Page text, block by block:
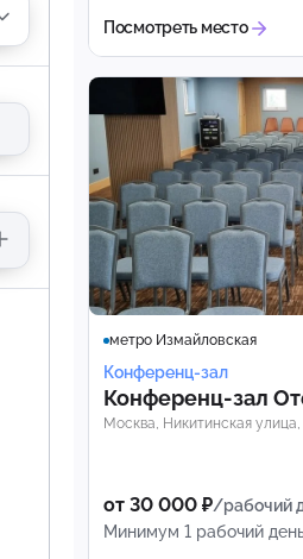
Посмотреть место
метро Измайловская
Конференц-зал
Конференц‑зал
Москва, Никитинская
от 30 000 ₽/рабочий
Минимум 1 рабочий